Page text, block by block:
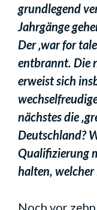
grundlegend
Jahrgänge
Der ‚war for
entbrannt. Die
erweist sich
nächstes die
Deutschland?
Qualifizierung
halten, welcher
Noch vor